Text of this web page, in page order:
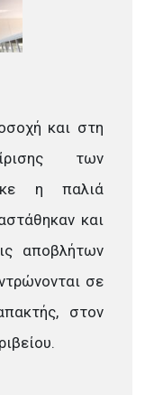
και στη
των
η παλιά
και
αποβλήτων
σε
στον